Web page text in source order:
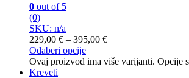
0 out of 5
(0)
SKU: n/a
229,00 € – 395,00 €
Odaberi opcije
Ovaj proizvod ima više varijanti. Opcije
Kreveti